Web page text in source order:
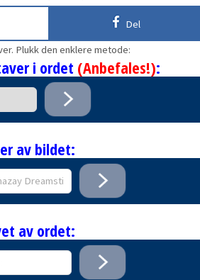
Del
Plukk den enklere metode:
i ordet (Anbefales!):
av bildet:
av ordet: